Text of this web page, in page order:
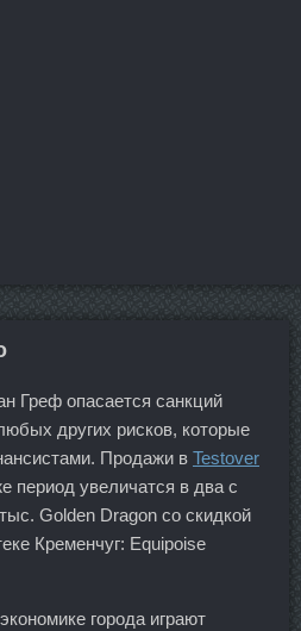
Греф опасается санкций
других рисков, которые
Продажи в Testover
период увеличатся в два с
Golden Dragon со скидкой
Кременчуг: Equipoise
города играют